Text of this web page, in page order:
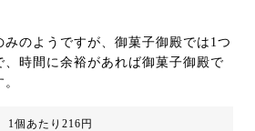
のようですが、御菓子御殿では1つ
時間に余裕があれば御菓子御殿で
個あたり216円